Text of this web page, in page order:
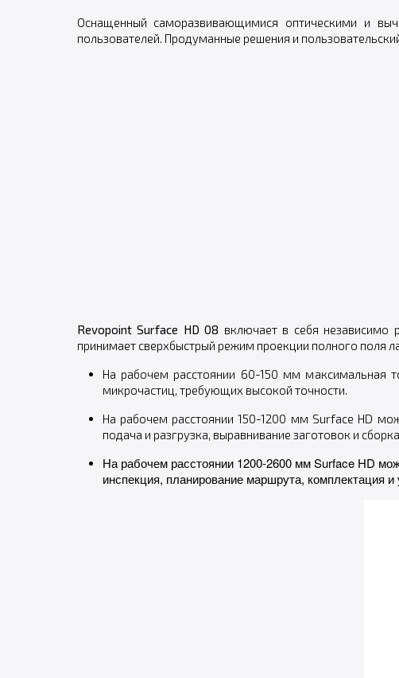
Оснащенный саморазвивающимися оптическими и
пользователей. Продуманные решения и
Revopoint Surface HD 08 включает в себя независимо
принимает сверхбыстрый режим проекции полного поля
На рабочем расстоянии 60-150 мм максимальная
микрочастиц, требующих высокой точности.
На рабочем расстоянии 150-1200 мм Surface HD
подача и разгрузка, выравнивание заготовок и сборка.
На рабочем расстоянии 1200-2600 мм Surface HD
инспекция, планирование маршрута, комплектация